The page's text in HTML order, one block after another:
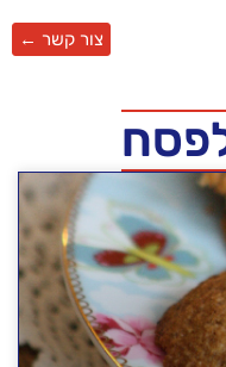
צור קשר ←